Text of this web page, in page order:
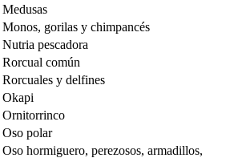
Medusas
Monos, gorilas y chimpancés
Nutria pescadora
Rorcual común
Rorcuales y delfines
Okapi
Ornitorrinco
Oso polar
Oso hormiguero, perezosos, armadillos,